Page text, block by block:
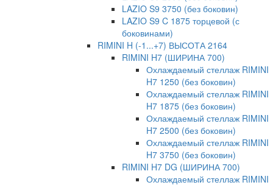
LAZIO S9 3750 (без боковин)
LAZIO S9 C 1875 торцевой (с
боковинами)
RIMINI H (-1...+7) ВЫСОТА 2164
RIMINI H7 (ШИРИНА 700)
Охлаждаемый стеллаж RIMINI
H7 1250 (без боковин)
Охлаждаемый стеллаж RIMINI
H7 1875 (без боковин)
Охлаждаемый стеллаж RIMINI
H7 2500 (без боковин)
Охлаждаемый стеллаж RIMINI
H7 3750 (без боковин)
RIMINI H7 DG (ШИРИНА 700)
Охлаждаемый стеллаж RIMINI